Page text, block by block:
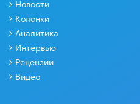
Новости
Колонки
Аналитика
Интервью
Рецензии
Видео